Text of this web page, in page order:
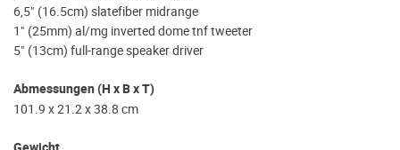
6,5" (16.5cm) slatefiber midrange
1" (25mm) al/mg inverted dome tnf tweeter
5" (13cm) full-range speaker driver
Abmessungen (H x B x T)
101.9 x 21.2 x 38.8 cm